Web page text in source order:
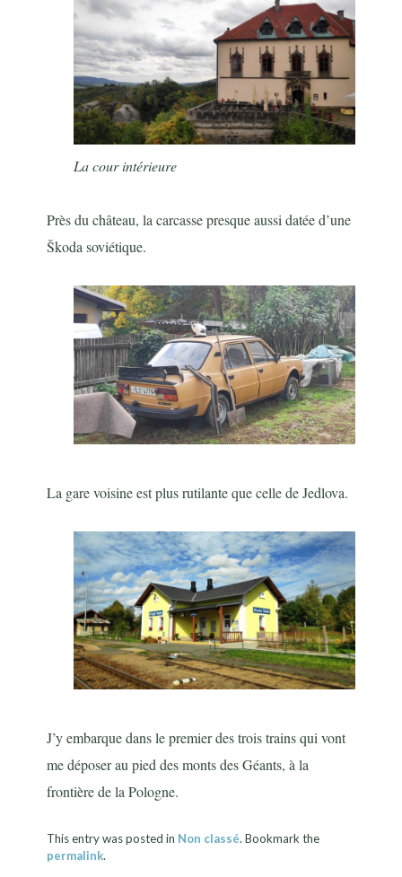
La cour intérieure
Près du château, la carcasse presque aussi datée d’une
Škoda soviétique.
La gare voisine est plus rutilante que celle de Jedlova.
J’y embarque dans le premier des trois trains qui vont
me déposer au pied des monts des Géants, à la
frontière de la Pologne.
This entry was posted in Non classé. Bookmark the
permalink.